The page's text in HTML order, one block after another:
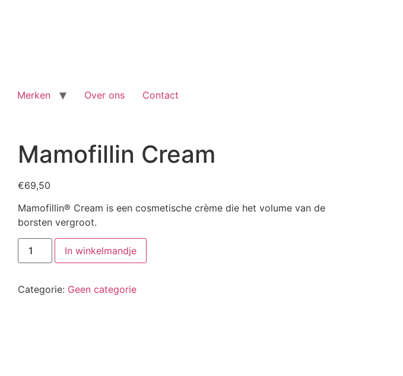
Merken Over ons Contact
Mamofillin Cream
€69,50
Mamofillin® Cream is een cosmetische crème die het volume van de
borsten vergroot.
Mamofillin
Cream
aantal
In winkelmandje
Categorie: Geen categorie